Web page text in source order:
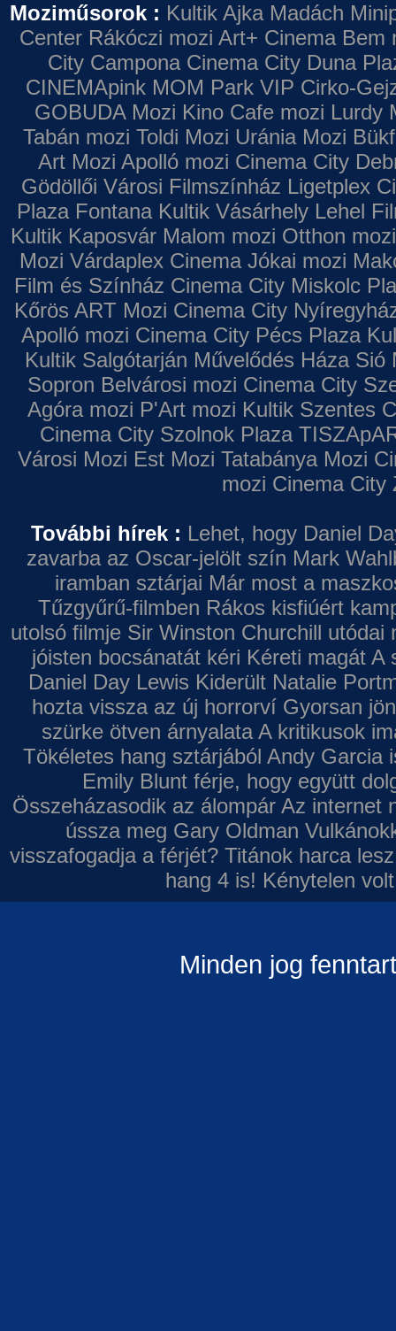
Moziműsorok : Kultik Ajka Madách
Center Rákóczi mozi Art+ Cinema Bem
City Campona Cinema City Duna
CINEMApink MOM Park VIP Cirko-
GOBUDA Mozi Kino Cafe mozi Lurdy
Tabán mozi Toldi Mozi Uránia Mozi
Art Mozi Apolló mozi Cinema City
Gödöllői Városi Filmszínház Ligetplex
Plaza Fontana Kultik Vásárhely Lehel
Kultik Kaposvár Malom mozi Otthon mozi
Mozi Várdaplex Cinema Jókai mozi
Film és Színház Cinema City Miskolc
Kőrös ART Mozi Cinema City
Apolló mozi Cinema City Pécs Plaza
Kultik Salgótarján Művelődés Háza Sió
Sopron Belvárosi mozi Cinema City
Agóra mozi P'Art mozi Kultik Szentes
Cinema City Szolnok Plaza
Városi Mozi Est Mozi Tatabánya Mozi
mozi Cinema City
További hírek : Lehet, hogy Daniel
zavarba az Oscar-jelölt szín Mark
iramban sztárjai Már most a
Tűzgyűrű-filmben Rákos kisfiúért
utolsó filmje Sir Winston Churchill utódai
jóisten bocsánatát kéri Kéreti magát A
Daniel Day Lewis Kiderült Natalie
hozta vissza az új horrorví Gyorsan
szürke ötven árnyalata A kritikusok
Tökéletes hang sztárjából Andy Garcia
Emily Blunt férje, hogy együtt
Összeházasodik az álompár Az internet
ússza meg Gary Oldman
visszafogadja a férjét? Titánok harca
hang 4 is! Kénytelen
Minden jog